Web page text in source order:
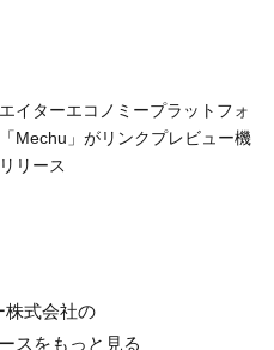
イターエコノミープラットフォ
Mechu」がリンクプレビュー機
リース
株式会社の
スをもっと見る